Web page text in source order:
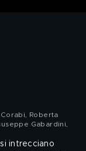
Roberta
Gabardini,
intrecciano